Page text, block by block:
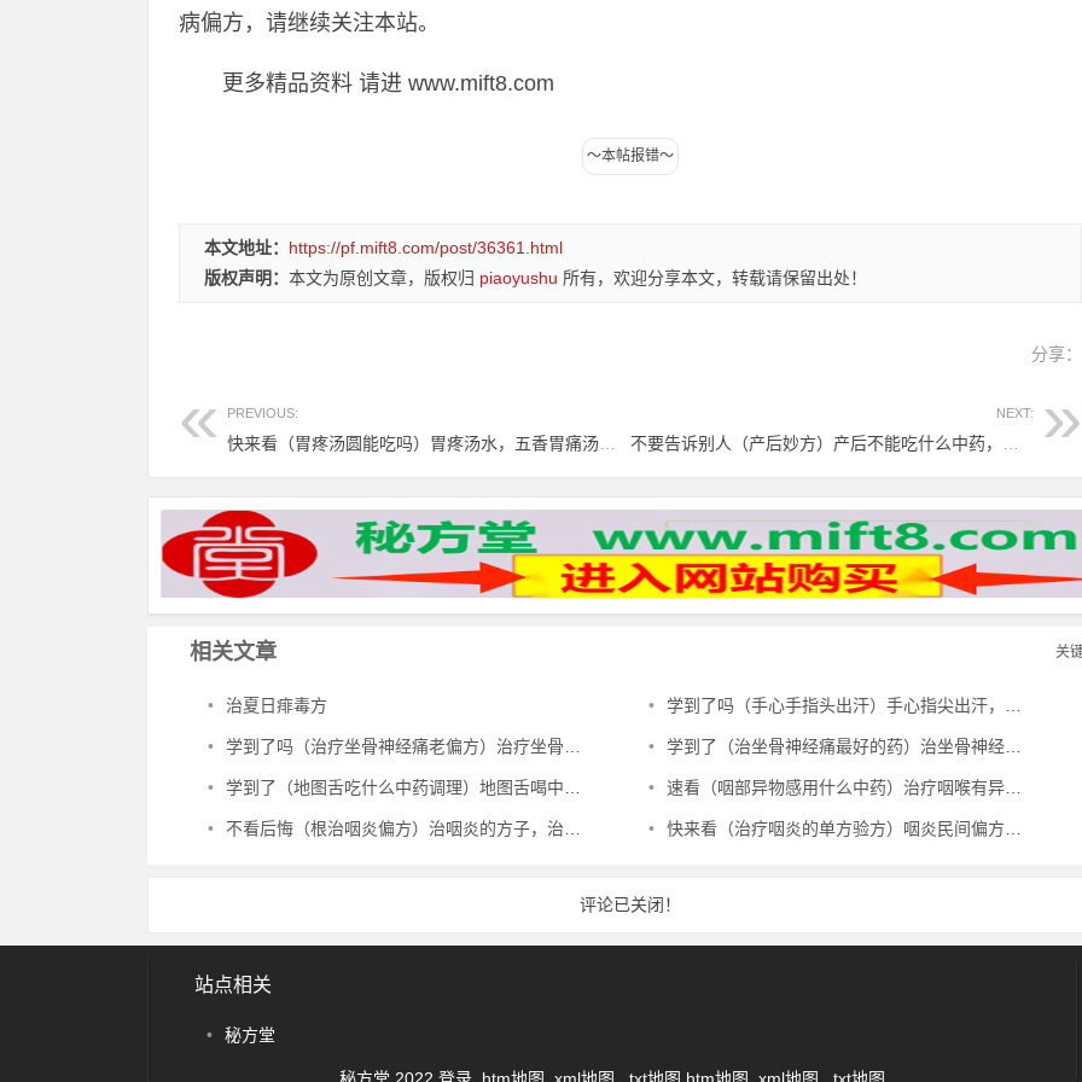
病偏方，请继续关注本站。
更多精品资料 请进 www.mift8.com
本文地址： https://pf.mift8.com/post/36361.html
版权声明： 本文为原创文章，版权归 piaoyushu 所有，欢迎分享本文，转载请保留出处！
分享：
PREVIOUS:
快来看（胃疼汤圆能吃吗）胃疼汤水，五香胃痛汤（经验方）吐血奉献！，
NEXT:
不要告诉别人（产后妙方）产后不能吃什么中药，产后不适偏方-陈楠献方，
相关文章 关
• 治夏日痱毒方 • 学到了吗（手心手指头出汗）手心指尖出汗，治夏天手心出汗、暴皮、手指肚鼓胀偏方，
• 学到了吗（治疗坐骨神经痛老偏方）治疗坐骨神经痛民间偏方，治坐骨神经痛验方， • 学到了（治坐骨神经痛最好的药）治坐骨神经痛最好的中成药有哪些，治坐骨神经痛特效秘方，
• 学到了（地图舌吃什么中药调理）地图舌喝中药能治好吗，治地图舌偏方， • 速看（咽部异物感用什么中药）治疗咽喉有异物感最有效的中成药，治咽部有异物感验方，
• 不看后悔（根治咽炎偏方）治咽炎的方子，治咽炎秘方， • 快来看（治疗咽炎的单方验方）咽炎民间偏方奇效方，治咽炎民间验方，
评论已关闭！
站点相关
• 秘方堂
秘方堂 2022登录 htm地图 xml地图 txt地图 htm地图 xml地图 txt地图